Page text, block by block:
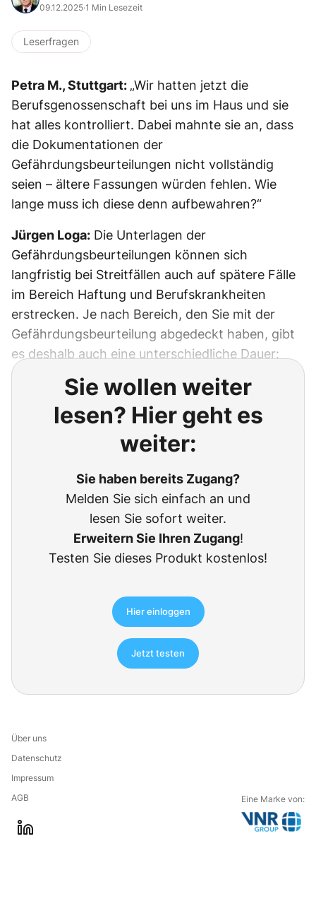
09.12.2025·1 Min Lesezeit
Leserfragen
Petra M., Stuttgart: „Wir hatten jetzt die
Berufsgenossenschaft bei uns im Haus und sie
hat alles kontrolliert. Dabei mahnte sie an, dass
die Dokumentationen der
Gefährdungsbeurteilungen nicht vollständig
seien – ältere Fassungen würden fehlen. Wie
lange muss ich diese denn aufbewahren?“
Jürgen Loga: Die Unterlagen der
Gefährdungsbeurteilungen können sich
langfristig bei Streitfällen auch auf spätere Fälle
im Bereich Haftung und Berufskrankheiten
erstrecken. Je nach Bereich, den Sie mit der
Gefährdungsbeurteilung abgedeckt haben, gibt
es deshalb auch eine unterschiedliche Dauer:
Sie wollen weiter
lesen? Hier geht es
weiter:
Sie haben bereits Zugang?
Melden Sie sich einfach an und
lesen Sie sofort weiter.
Erweitern Sie Ihren Zugang!
Testen Sie dieses Produkt kostenlos!
Hier einloggen
Jetzt testen
Über uns
Datenschutz
Impressum
AGB
Eine Marke von: